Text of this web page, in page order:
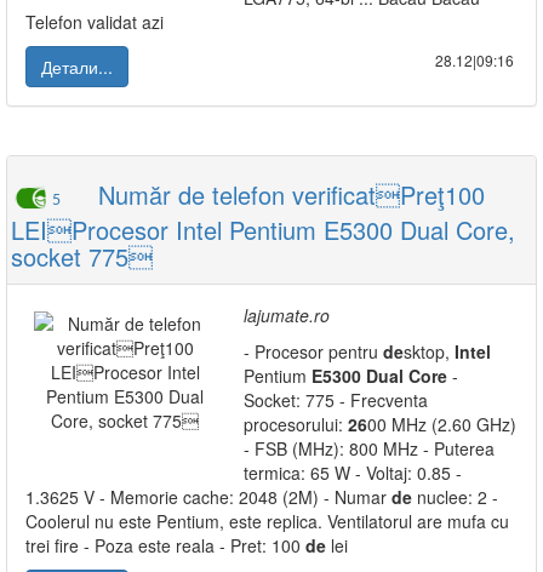
Telefon validat azi
Детали...
28.12|09:16
5
Număr de telefon verificatPreţ100
LEIProcesor Intel Pentium E5300 Dual Core,
socket 775
lajumate.ro
- Procesor pentru desktop, Intel
Pentium E5300 Dual Core -
Socket: 775 - Frecventa
procesorului: 2600 MHz (2.60 GHz)
- FSB (MHz): 800 MHz - Puterea
termica: 65 W - Voltaj: 0.85 -
1.3625 V - Memorie cache: 2048 (2M) - Numar de nuclee: 2 -
Coolerul nu este Pentium, este replica. Ventilatorul are mufa cu
trei fire - Poza este reala - Pret: 100 de lei